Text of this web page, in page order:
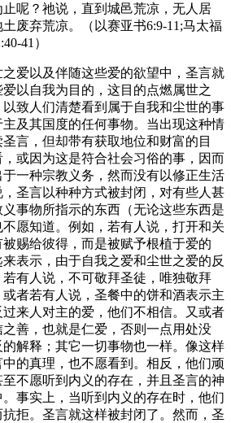
呢？祂说，直到城邑荒凉，无人居
废弃荒凉。（以赛亚书6:9-11;马太福
41）
爱以及伴随这些爱的欲望中，圣言就
以自我为目的，这目的点燃属世之
致人们清楚看到属于自我和尘世的事
及其国度的任何事物。当出现这种情
言，但却带有获取地位和财富的目
或因为这是符合社会习俗的事，因而
一种宗教义务，然而没有以修正生活
圣言以种种方式被封闭，对有些人甚
事物所指示的东西（无论这些东西是
愿知道。例如，若有人说，打开和关
赐给彼得，而是被赋予根植于爱的
表示，由于自我之爱和尘世之爱的反
有人说，不可敬拜圣徒，唯独敬拜
者若有人说，圣餐中的饼和酒表示主
来人对主的爱，他们不相信。又或者
善，也就是仁爱，否则一点用处没
解释；其它一切事物也一样。像这样
的真理，也不愿看到。相反，他们顽
不愿听到内义的存在，并且圣言的神
事实上，当听到内义的存在时，他们
拒。圣言就这样被封闭了。然而，圣